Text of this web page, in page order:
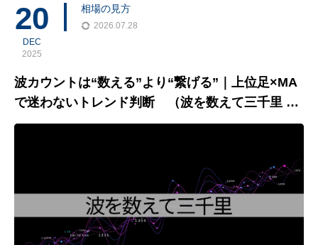
20
DEC
2025
相場の見方
2026.07.28
波カウントは“数える”より“繋げる”｜上位足×MA
で迷わないトレンド判断 （波を数えて三千里 vo
l.33）